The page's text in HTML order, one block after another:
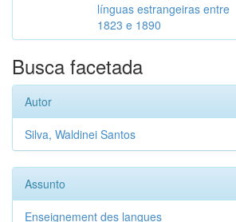
línguas estrangeiras entre
1823 e 1890
Busca facetada
Autor
Silva, Waldinei Santos
Assunto
Enseignement des langues